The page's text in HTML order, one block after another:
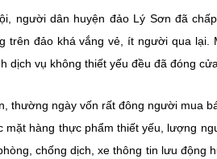
người dân huyện đảo Lý Sơn đã
trên đảo khá vắng vẻ, ít người qua lại.
dịch vụ không thiết yếu đều đã đóng
thường ngày vốn rất đông người mua
mặt hàng thực phẩm thiết yếu, lượng
chống dịch, xe thông tin lưu động